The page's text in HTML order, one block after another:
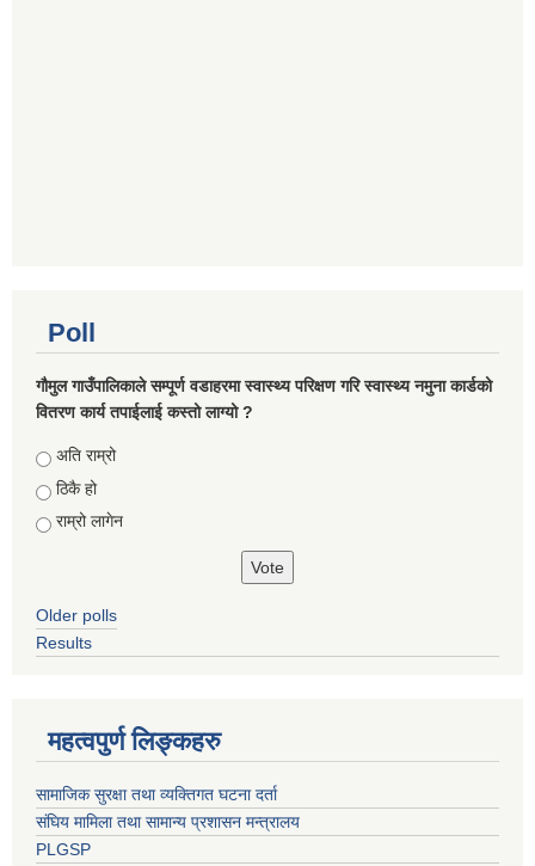
Poll
गौमुल गाउँपालिकाले सम्पूर्ण वडाहरमा स्वास्थ्य परिक्षण गरि स्वास्थ्य नमुना कार्डको
वितरण कार्य तपाईलाई कस्तो लाग्यो ?
Choices
अति राम्रो
ठिकै हो
राम्रो लागेन
Older polls
Results
महत्वपुर्ण लिङ्कहरु
सामाजिक सुरक्षा तथा व्यक्तिगत घटना दर्ता
संघिय मामिला तथा सामान्य प्रशासन मन्त्रालय
PLGSP